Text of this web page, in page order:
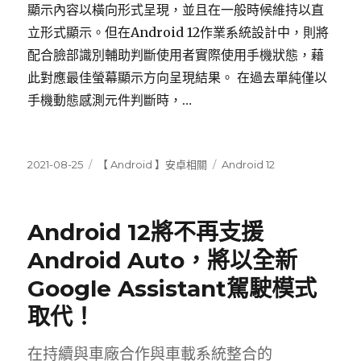
顯示內容以橫向形式呈現，並且在一般時候維持以直
立形式顯示。但在Android 12作業系統設計中，則將
配合臉部識別輔助判斷使用者實際使用手機狀態，藉
此對應最佳螢幕顯示方向呈現結果。 在過去單純僅以
手機動態感測元件判斷時，…
發
2021-08-25
分【 Android 】安卓相關
標
Android 12
Android 12將不再支援
Android Auto，將以全新
Google Assistant駕駛模式
取代！
在持續與車廠合作與車載系統整合的